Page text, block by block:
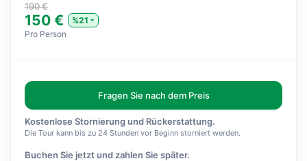
190 €
150 €
%21
Pro Person
Fragen Sie nach dem Preis
Kostenlose Stornierung und Rückerstattung.
Die Tour kann bis zu 24 Stunden vor Beginn storniert werden.
Buchen Sie jetzt und zahlen Sie später.